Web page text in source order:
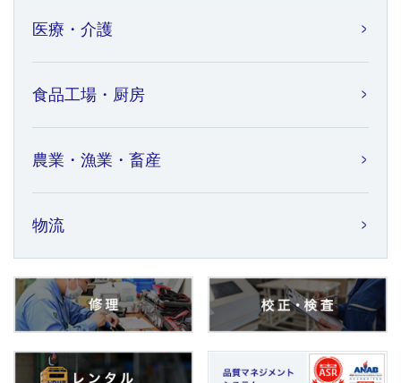
医療・介護
食品工場・厨房
農業・漁業・畜産
物流